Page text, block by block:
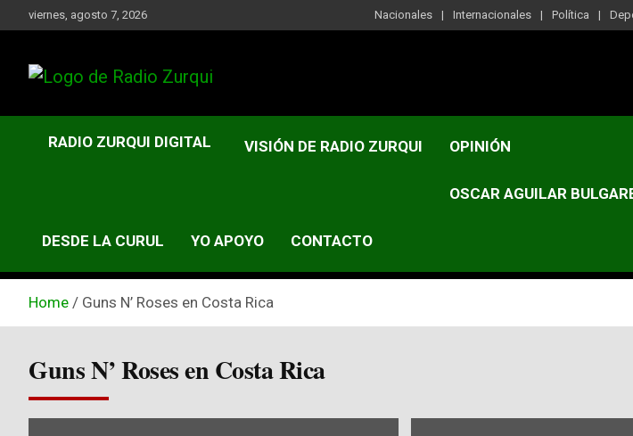
to
viernes, agosto 7, 2026 Nacionales Internacionales Política
Radio Zurqui
RADIO ZURQUI DIGITAL VISIÓN DE RADIO ZURQUI OPINIÓN
OSCAR AGUILAR
DESDE LA CURUL YO APOYO CONTACTO
Home Guns N’ Roses en Costa Rica
Guns N’ Roses en Costa Rica